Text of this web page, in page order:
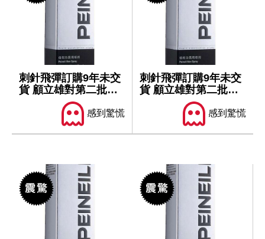
刺針飛彈訂購9年未交
貨 顧立雄對第二批軍
感到驚慌
刺針飛彈訂購9年未交
貨 顧立雄對第二批軍
感到驚慌